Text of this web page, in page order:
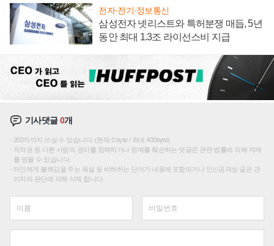
전자·전기·정보통신
삼성전자 넷리스트와 특허분쟁 매듭, 5년
동안 최대 1.3조 라이선스비 지급
기사댓글0개
200자까지 쓰실 수 있습니다. (현재 0 byte / 최대 400byte)
저작권 등 다른 사람의 권리를 침해하거나 명예를 훼손하는 댓글은 관련 법률에 의해 제재
를 받을 수 있습니다.
타인에게 불쾌감을 주는 욕설 등 비하하는 단어가 내용에 포함되거나 인신공격성 글은 관
리자의 판단에 의해 삭제 합니다.